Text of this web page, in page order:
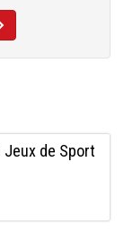
Jeux de Sport